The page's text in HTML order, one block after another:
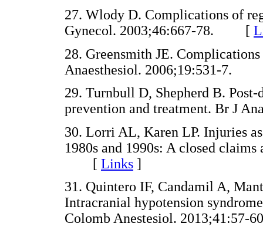
27. Wlody D. Complications of
Gynecol. 2003;46:667-78. [
28. Greensmith JE.
Anaesthesiol. 2006;19:531-
29. Turnbull D, Shepherd B. Post-
prevention and treatment. Br J
30. Lorri AL, Karen LP. Injuries
1980s and 1990s: A closed
[ Links ]
31. Quintero IF, Candamil A,
Intracranial hypotension
Colomb Anestesiol.